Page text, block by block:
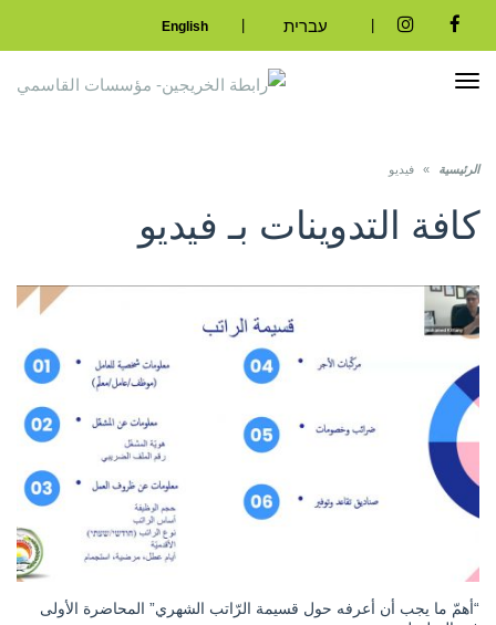
Facebook
Instagram
עברית English
تبديل
الرئيسية » فيديو
كافة التدوينات بـ فيديو
“أهمّ ما يجب أن أعرفه حول قسيمة الرّاتب الشهري” المحاضرة الأولى